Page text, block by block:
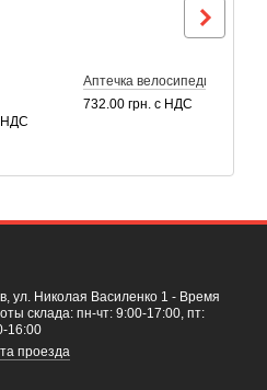
НДС
Аптечка велосипедиста
732.00 грн. с НДС
ул. Николая Василенко 1 - Время
склада: пн-чт: 9:00-17:00, пт:
16:00
проезда